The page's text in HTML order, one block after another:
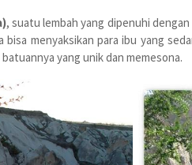
, suatu lembah yang dipenuhi
bisa menyaksikan para ibu yang
yang unik dan memesona.